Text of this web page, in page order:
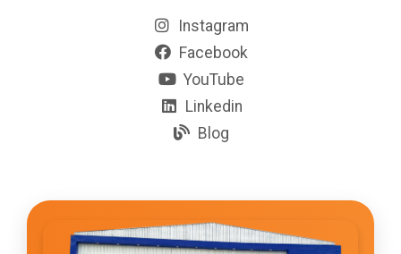
Instagram
Facebook
YouTube
Linkedin
Blog